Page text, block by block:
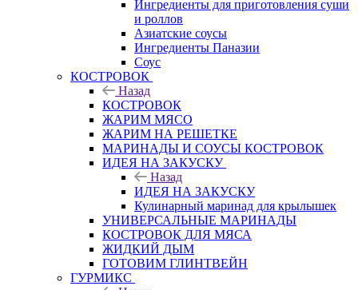
Ингредиенты для приготовления суши
и роллов
Азиатские соусы
Ингредиенты Паназии
Соус
КОСТРОВОК
Назад
КОСТРОВОК
ЖАРИМ МЯСО
ЖАРИМ НА РЕШЕТКЕ
МАРИНАДЫ И СОУСЫ КОСТРОВОК
ИДЕЯ НА ЗАКУСКУ
Назад
ИДЕЯ НА ЗАКУСКУ
Кулинарный маринад для крылышек
УНИВЕРСАЛЬНЫЕ МАРИНАДЫ
КОСТРОВОК ДЛЯ МЯСА
ЖИДКИЙ ДЫМ
ГОТОВИМ ГЛИНТВЕЙН
ГУРМИКС